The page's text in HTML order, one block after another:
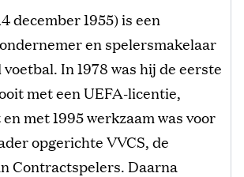
december 1955) is een
en spelersmakelaar
In 1978 was hij de eerste
met een UEFA-licentie,
met 1995 werkzaam was voor
opgerichte VVCS, de
Contractspelers. Daarna